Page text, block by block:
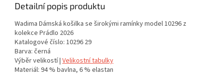
Detailní popis produktu
Wadima Dámská košilka se širokými ramínky model 10296 z
kolekce Prádlo 2026
Katalogové číslo: 10296 29
Barva: černá
Výběr velikostí | Velikostní tabulky
Materiál: 94 % bavlna, 6 % elastan